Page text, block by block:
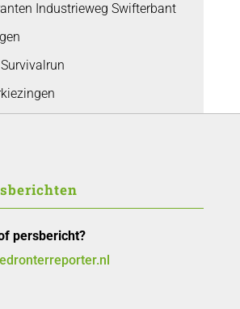
Industrieweg Swifterbant
persbericht?